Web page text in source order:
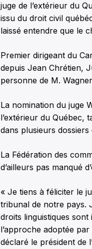
juge de l’extérieur du
issu du droit civil
laissé entendre que le
Premier dirigeant du
depuis Jean Chrétien,
personne de M.
La nomination du juge
l’extérieur du Québec,
dans plusieurs dossiers
La Fédération des
d’ailleurs pas manqué
« Je tiens à féliciter le
tribunal de notre pays.
droits linguistiques
l’approche adoptée
déclaré le président de